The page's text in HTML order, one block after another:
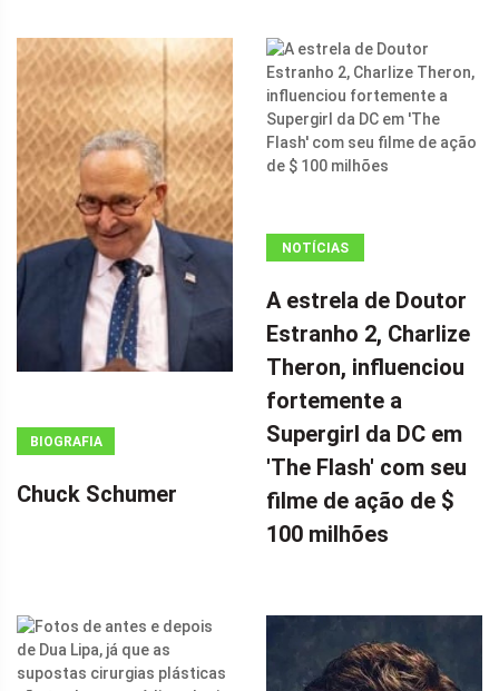
BIOGRAFIA
Chuck Schumer
NOTÍCIAS
(ADSBYGOOGLE
=
WINDOW.ADSBYGOOGLE
|| []).PUSH({});
A ESTRELA DE
DOUTOR
ESTRANHO 2,
CHARLIZE
THERON,
DA DC EM 'THE
FLASH' COM
A estrela de Doutor
Estranho 2, Charlize
Theron, influenciou
fortemente a
Supergirl da DC em
'The Flash' com seu
filme de ação de $
100 milhões